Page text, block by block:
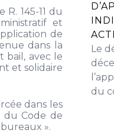
145-11 du
et
de
dans la
bail, avec le
et solidaire
dans les
du Code de
».
Le
du